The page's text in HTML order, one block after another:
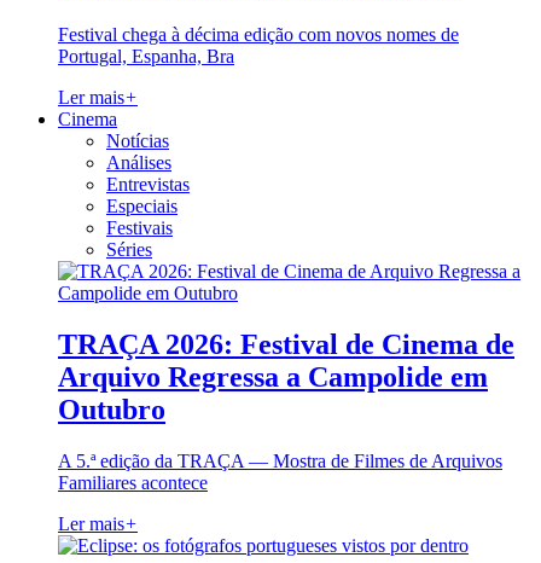
Festival chega à décima edição com novos nomes de
Portugal, Espanha, Bra
Ler mais+
Cinema
Notícias
Análises
Entrevistas
Especiais
Festivais
Séries
TRAÇA 2026: Festival de Cinema de
Arquivo Regressa a Campolide em
Outubro
A 5.ª edição da TRAÇA — Mostra de Filmes de Arquivos
Familiares acontece
Ler mais+